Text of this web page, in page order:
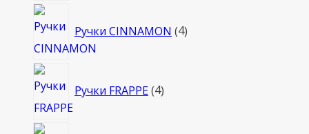
Ручки CINNAMON 4товара
Ручки FRAPPE 4товара